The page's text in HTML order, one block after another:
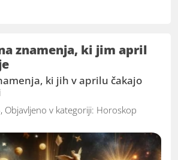
znamenja, ki jim april
ki jih v aprilu čakajo
v kategoriji: Horoskop